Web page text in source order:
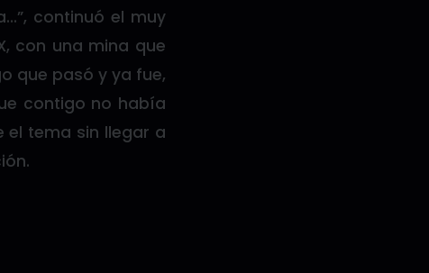
continuó el muy
con una mina que
que pasó y ya fue,
contigo no había
el tema sin llegar a